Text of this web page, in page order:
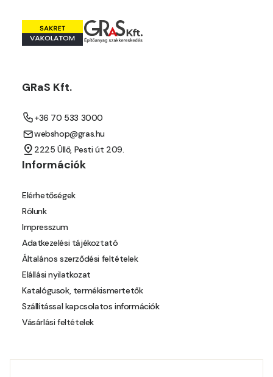
Pistachio E
GRaS Kft.
+36 70 533 3000
webshop@gras.hu
2225 Üllő, Pesti út 209.
Információk
Elérhetőségek
Rólunk
Impresszum
Adatkezelési tájékoztató
Általános szerződési feltételek
Elállási nyilatkozat
Katalógusok, termékismertetők
Szállítással kapcsolatos információk
Vásárlási feltételek